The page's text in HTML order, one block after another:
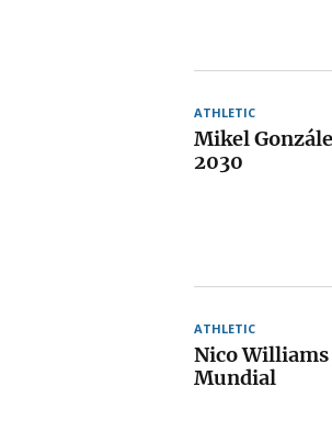
ATHLETIC
Mikel
2030
ATHLETIC
Nico Williams
Mundial